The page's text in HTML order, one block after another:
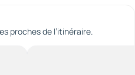
proches de l’itinéraire.